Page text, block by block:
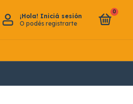
¡Hola! Iniciá sesión
O podés registrarte
0